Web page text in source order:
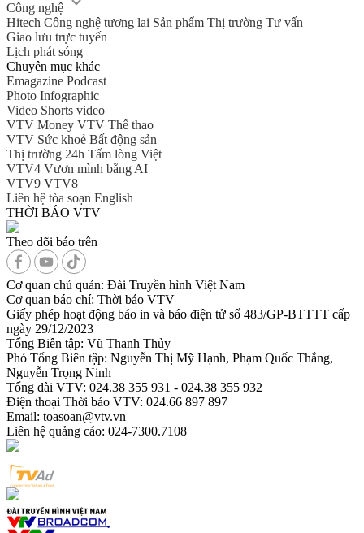
Công nghệ
Hitech Công nghệ tương lai Sản phẩm Thị trường Tư vấn
Giao lưu trực tuyến
Lịch phát sóng
Chuyên mục khác
Emagazine Podcast
Photo Infographic
Video Shorts video
VTV Money VTV Thể thao
VTV Sức khoẻ Bất động sản
Thị trường 24h Tấm lòng Việt
VTV4 Vươn mình bằng AI
VTV9 VTV8
Liên hệ tòa soạn English
THỜI BÁO VTV
Theo dõi báo trên
Cơ quan chủ quản: Đài Truyền hình Việt Nam
Cơ quan báo chí: Thời báo VTV
Giấy phép hoạt động báo in và báo điện tử số 483/GP-BTTTT cấp
ngày 29/12/2023
Tổng Biên tập: Vũ Thanh Thủy
Phó Tổng Biên tập: Nguyễn Thị Mỹ Hạnh, Phạm Quốc Thắng,
Nguyễn Trọng Ninh
Tổng đài VTV: 024.38 355 931 - 024.38 355 932
Ðiện thoại Thời báo VTV: 024.66 897 897
Email: toasoan@vtv.vn
Liên hệ quảng cáo: 024-7300.7108